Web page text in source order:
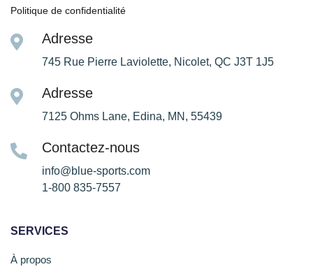
Politique de confidentialité
Adresse
745 Rue Pierre Laviolette, Nicolet, QC J3T 1J5
Adresse
7125 Ohms Lane, Edina, MN, 55439
Contactez-nous
info@blue-sports.com
1-800 835-7557
SERVICES
À propos